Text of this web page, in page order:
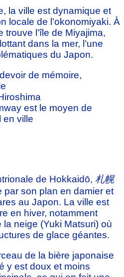
la ville est dynamique et
locale de l’okonomiyaki. À
trouve l’île de Miyajima,
dans la mer, l’une
du Japon.
de mémoire,
est le moyen de
en ville
de Hokkaidō, 札幌
par son plan en damier et
au Japon. La ville est
en hiver, notamment
neige (Yuki Matsuri) où
de glace géantes.
de la bière japonaise
y est doux et moins